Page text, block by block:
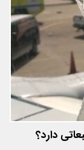
دارد؟